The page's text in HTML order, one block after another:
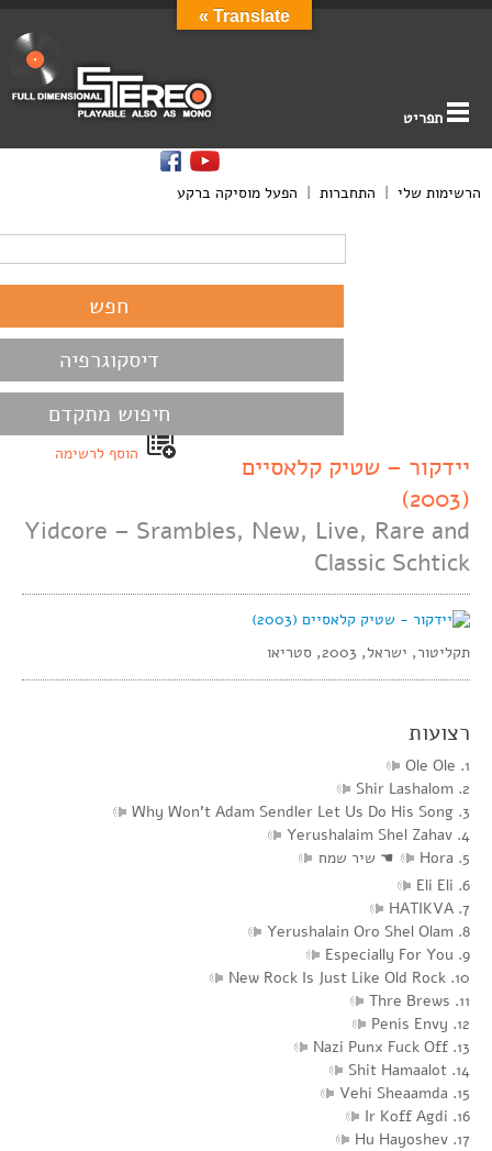
תפריט
הרשימות שלי | התחברות | הפעל מוסיקה ברקע
דיסקוגרפיה
חיפוש מתקדם
הוסף לרשימה
יידקור – שטיק קלאסיים
(2003)
Yidcore – Srambles, New, Live, Rare and
Classic Schtick
תקליטור, ישראל, 2003, סטריאו
רצועות
1. Ole Ole
2. Shir Lashalom
3. Why Won’t Adam Sendler Let Us Do His Song
4. Yerushalaim Shel Zahav
5. Hora
☚ שיר שמח
6. Eli Eli
7. HATIKVA
8. Yerushalain Oro Shel Olam
9. Especially For You
10. New Rock Is Just Like Old Rock
11. Thre Brews
12. Penis Envy
13. Nazi Punx Fuck Off
14. Shit Hamaalot
15. Vehi Sheaamda
16. Ir Koff Agdi
17. Hu Hayoshev
Translate »